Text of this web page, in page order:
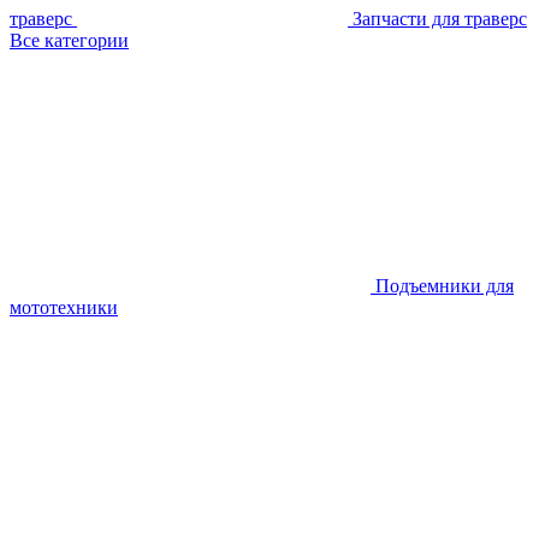
траверс
Запчасти для траверс
Все категории
Подъемники для
мототехники